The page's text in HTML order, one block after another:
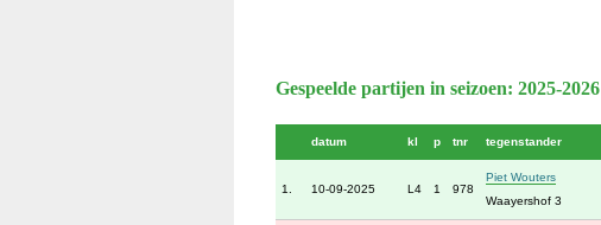
Gespeelde partijen in seizoen: 2025-2026
datum kl p tnr tegenstander
1. 10-09-2025 L4 1 978
Piet Wouters
Waayershof 3